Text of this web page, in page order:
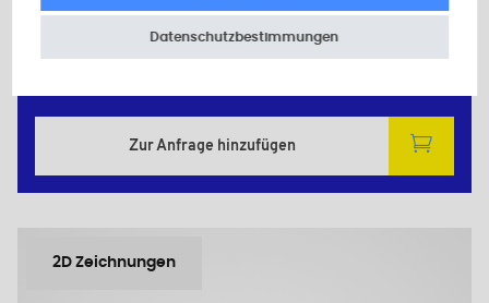
Zur Anfrage hinzufügen
2D Zeichnungen
Datenschutzbestimmungen